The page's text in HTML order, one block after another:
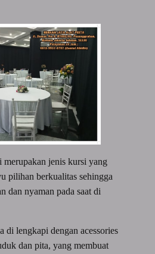
jenis kursi yang
pilihan berkualitas sehingga
dan nyaman pada saat di
di lengkapi dengan acessories
dan pita, yang membuat